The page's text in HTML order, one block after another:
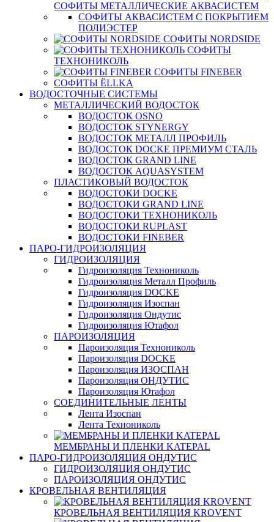
СОФИТЫ МЕТАЛЛИЧЕСКИЕ АКВАСИСТЕМ
СОФИТЫ АКВАСИСТЕМ С ПОКРЫТИЕМ
ПОЛИЭСТЕР
СОФИТЫ NORDSIDE
СОФИТЫ
ТЕХНОНИКОЛЬ
СОФИТЫ FINEBER
СОФИТЫ ЁLLKA
ВОДОСТОЧНЫЕ СИСТЕМЫ
МЕТАЛЛИЧЕСКИЙ ВОДОСТОК
ВОДОСТОК OSNO
ВОДОСТОК STYNERGY
ВОДОСТОК МЕТАЛЛ ПРОФИЛЬ
ВОДОСТОК DOCKE ПРЕМИУМ СТАЛЬ
ВОДОСТОК GRAND LINE
ВОДОСТОК AQUASYSTEM
ПЛАСТИКОВЫЙ ВОДОСТОК
ВОДОСТОКИ DOCKE
ВОДОСТОКИ GRAND LINE
ВОДОСТОКИ ТЕХНОНИКОЛЬ
ВОДОСТОКИ RUPLAST
ВОДОСТОКИ FINEBER
ПАРО-ГИДРОИЗОЛЯЦИЯ
ГИДРОИЗОЛЯЦИЯ
Гидроизоляция Технониколь
Гидроизоляция Металл Профиль
Гидроизоляция DOCKE
Гидроизоляция Изоспан
Гидроизоляция Ондутис
Гидроизоляция Ютафол
ПАРОИЗОЛЯЦИЯ
Пароизоляция Технониколь
Пароизоляция DOCKE
Пароизоляция ИЗОСПАН
Пароизоляция ОНДУТИС
Пароизоляция Ютафол
СОЕДИНИТЕЛЬНЫЕ ЛЕНТЫ
Лента Изоспан
Лента Технониколь
МЕМБРАНЫ И ПЛЕНКИ KATEPAL
ПАРО-ГИДРОИЗОЛЯЦИЯ ОНДУТИС
ГИДРОИЗОЛЯЦИЯ ОНДУТИС
ПАРОИЗОЛЯЦИЯ ОНДУТИС
КРОВЕЛЬНАЯ ВЕНТИЛЯЦИЯ
КРОВЕЛЬНАЯ ВЕНТИЛЯЦИЯ KROVENT